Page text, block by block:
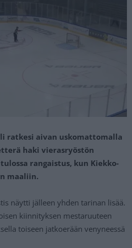
ratkesi aivan uskomattomalla
haki vierasryöstön
rangaistus, kun Kiekko-
maaliin.
näytti jälleen yhden tarinan lisää.
kiinnityksen mestaruuteen
toiseen jatkoerään venyneessä